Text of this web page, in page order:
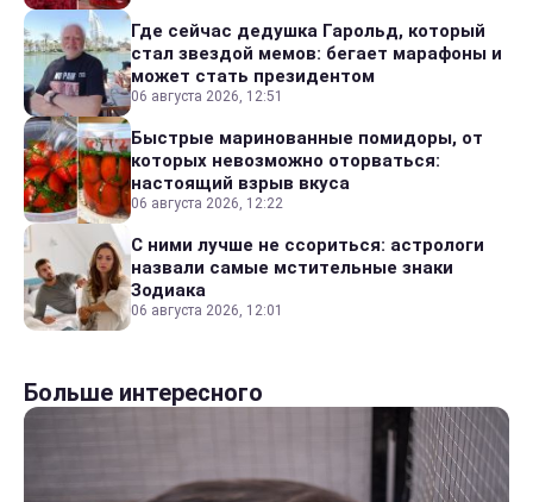
Где сейчас дедушка Гарольд, который
стал звездой мемов: бегает марафоны и
может стать президентом
06 августа 2026, 12:51
Быстрые маринованные помидоры, от
которых невозможно оторваться:
настоящий взрыв вкуса
06 августа 2026, 12:22
С ними лучше не ссориться: астрологи
назвали самые мстительные знаки
Зодиака
06 августа 2026, 12:01
Больше интересного